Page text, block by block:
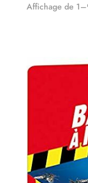
Affichage de